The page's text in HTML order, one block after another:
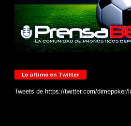
Lo último en Twitter
Tweets de https://twitter.com/dimepoker/